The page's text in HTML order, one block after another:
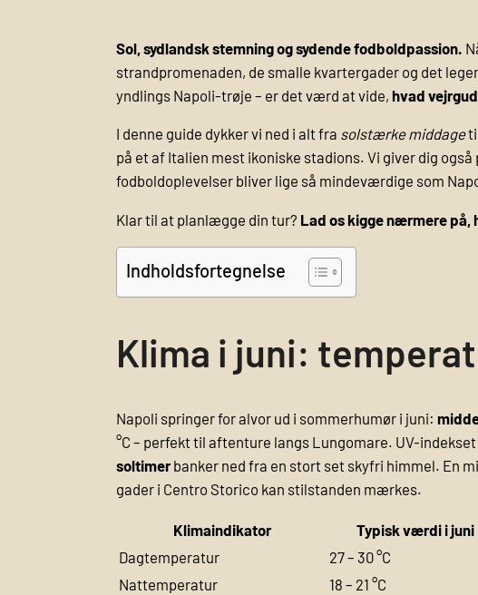
Sol, sydlandsk stemning og sydende fodboldpassion.
strandpromenaden, de smalle kvartergader og det
yndlings Napoli-trøje – er det værd at vide, hvad
I denne guide dykker vi ned i alt fra solstærke middage
på et af Italien mest ikoniske stadions. Vi giver dig
fodboldoplevelser bliver lige så mindeværdige som
Klar til at planlægge din tur? Lad os kigge nærmere på,
Indholdsfortegnelse
Klima i juni:
Napoli springer for alvor ud i sommerhumør i juni:
°C – perfekt til aftenture langs Lungomare. UV-
soltimerbanker ned fra en stort set skyfri himmel. En
gader i Centro Storico kan stilstanden mærkes.
Klimaindikator
Typisk værdi i juni
Dagtemperatur
27 – 30 °C
Nattemperatur
18 – 21 °C